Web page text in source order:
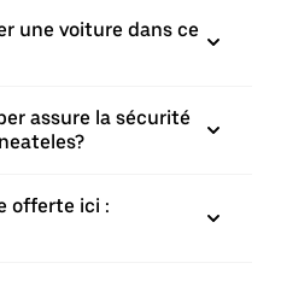
une voiture dans ce
assure la sécurité
offerte ici :